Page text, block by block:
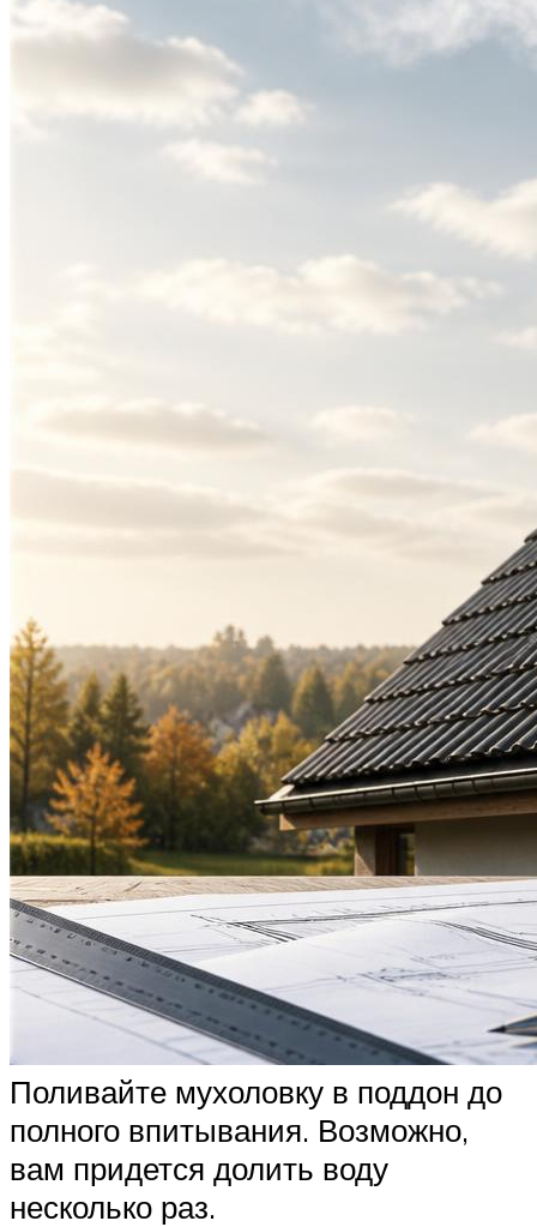
Поливайте мухоловку в поддон до
полного впитывания. Возможно,
вам придется долить воду
несколько раз.